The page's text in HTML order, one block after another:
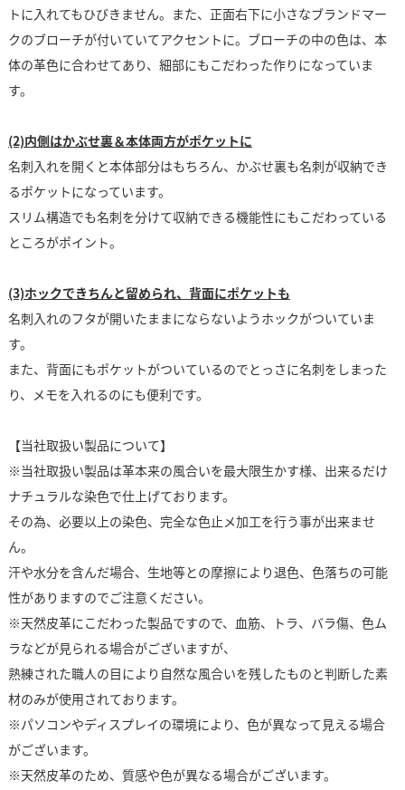
トに入れてもひびきません。また、正面右下に小さなブランドマー
クのブローチが付いていてアクセントに。ブローチの中の色は、本
体の革色に合わせてあり、細部にもこだわった作りになっていま
す。
(2)内側はかぶせ裏＆本体両方がポケットに
名刺入れを開くと本体部分はもちろん、かぶせ裏も名刺が収納でき
るポケットになっています。
スリム構造でも名刺を分けて収納できる機能性にもこだわっている
ところがポイント。
(3)ホックできちんと留められ、背面にポケットも
名刺入れのフタが開いたままにならないようホックがついていま
す。
また、背面にもポケットがついているのでとっさに名刺をしまった
り、メモを入れるのにも便利です。
【当社取扱い製品について】
※当社取扱い製品は革本来の風合いを最大限生かす様、出来るだけ
ナチュラルな染色で仕上げております。
その為、必要以上の染色、完全な色止メ加工を行う事が出来ませ
ん。
汗や水分を含んだ場合、生地等との摩擦により退色、色落ちの可能
性がありますのでご注意ください。
※天然皮革にこだわった製品ですので、血筋、トラ、バラ傷、色ム
ラなどが見られる場合がございますが、
熟練された職人の目により自然な風合いを残したものと判断した素
材のみが使用されております。
※パソコンやディスプレイの環境により、色が異なって見える場合
がございます。
※天然皮革のため、質感や色が異なる場合がございます。